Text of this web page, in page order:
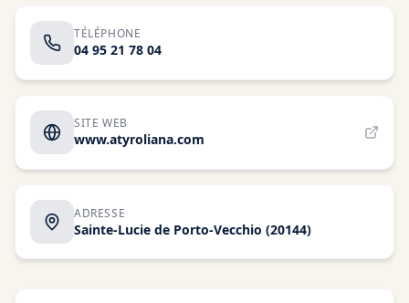
TÉLÉPHONE
04 95 21 78 04
SITE WEB
www.atyroliana.com
ADRESSE
Sainte-Lucie de Porto-Vecchio (20144)